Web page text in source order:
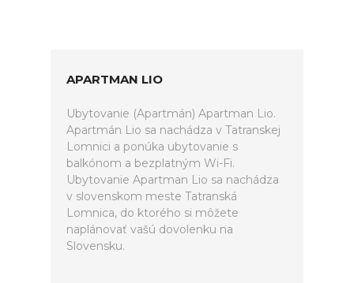
APARTMAN LIO
Ubytovanie (Apartmán) Apartman Lio.
Apartmán Lio sa nachádza v Tatranskej
Lomnici a ponúka ubytovanie s
balkónom a bezplatným Wi-Fi.
Ubytovanie Apartman Lio sa nachádza
v slovenskom meste Tatranská
Lomnica, do ktorého si môžete
naplánovať vašú dovolenku na
Slovensku.